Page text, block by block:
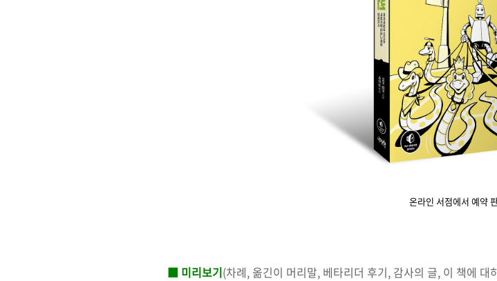
온라인 서점에서 예약
■ 미리보기(차례, 옮긴이 머리말, 베타리더 후기, 감사의 글, 이 책에 대